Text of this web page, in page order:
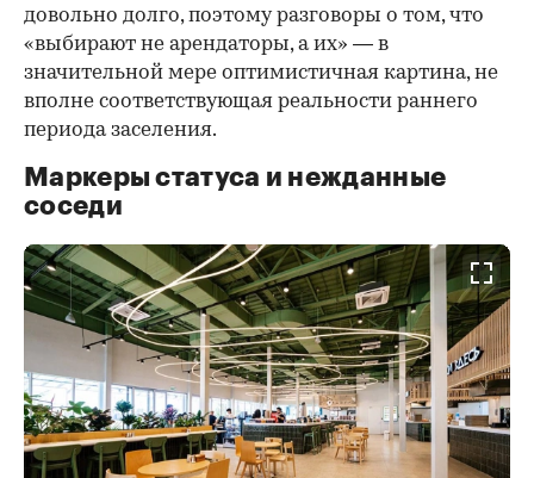
довольно долго, поэтому разговоры о том, что
«выбирают не арендаторы, а их» — в
значительной мере оптимистичная картина, не
вполне соответствующая реальности раннего
периода заселения.
Маркеры статуса и нежданные
соседи